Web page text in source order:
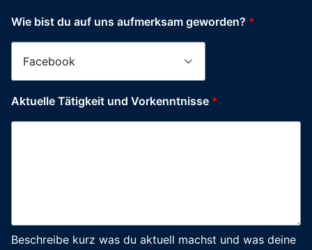
Wie bist du auf uns aufmerksam geworden? *
Aktuelle Tätigkeit und Vorkenntnisse *
Beschreibe kurz was du aktuell machst und was deine